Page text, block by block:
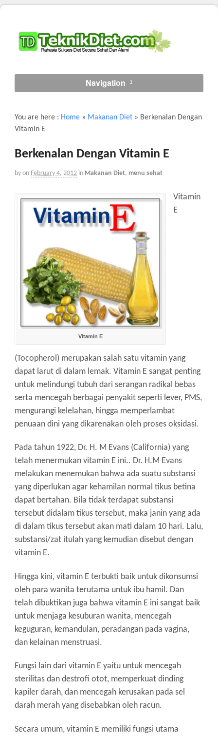
Navigation
You are here : Home » Makanan Diet » Berkenalan Dengan
Vitamin E
Berkenalan Dengan Vitamin E
by on February 4, 2012 in Makanan Diet, menu sehat
Vitamin E
Vitamin
E
(Tocopherol) merupakan salah satu vitamin yang
dapat larut di dalam lemak. Vitamin E sangat penting
untuk melindungi tubuh dari serangan radikal bebas
serta mencegah berbagai penyakit seperti lever, PMS,
mengurangi kelelahan, hingga memperlambat
penuaan dini yang dikarenakan oleh proses oksidasi.
Pada tahun 1922, Dr. H. M Evans (California) yang
telah menermukan vitamin E ini.. Dr. H.M Evans
melakukan menemukan bahwa ada suatu substansi
yang diperlukan agar kehamilan normal tikus betina
dapat bertahan. Bila tidak terdapat substansi
tersebut didalam tikus tersebut, maka janin yang ada
di dalam tikus tersebut akan mati dalam 10 hari. Lalu,
substansi/zat itulah yang kemudian disebut dengan
vitamin E.
Hingga kini, vitamin E terbukti baik untuk dikonsumsi
oleh para wanita terutama untuk ibu hamil. Dan
telah dibuktikan juga bahwa vitamin E ini sangat baik
untuk menjaga kesuburan wanita, mencegah
keguguran, kemandulan, peradangan pada vagina,
dan kelainan menstruasi.
Fungsi lain dari vitamin E yaitu untuk mencegah
sterilitas dan destrofi otot, memperkuat dinding
kapiler darah, dan mencegah kerusakan pada sel
darah merah yang disebabkan oleh racun.
Secara umum, vitamin E memiliki fungsi utama